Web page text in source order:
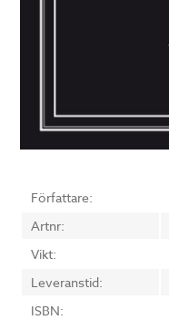
Författare:
Artnr:
Vikt:
Leveranstid:
ISBN: